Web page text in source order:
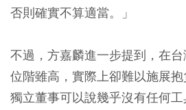
否則確實不算適當。」
不過，方嘉麟進一步提到，在
位階雖高，實際上卻難以施展
獨立董事可以說幾乎沒有任何工